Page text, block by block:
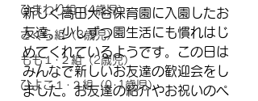
ひまわり組（4歳児）
さくら組（3歳児）
もも１･２組（2歳児）
ひよこ１･２組（0･1歳児）
新しく高田大谷保育園に入園したお
友達。少しずつ園生活にも慣れはじ
めてくれているようです。この日は
みんなで新しいお友達の歓迎会をし
ました。お友達の紹介やお祝いのペ